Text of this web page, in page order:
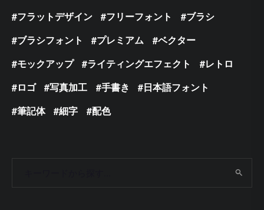
フラットデザイン
フリーフォント
ブラシ
ブラシフォント
プレミアム
ベクター
モックアップ
ライティングエフェクト
レトロ
ロゴ
写真加工 手書き
日本語フォント
筆記体
細字 配色